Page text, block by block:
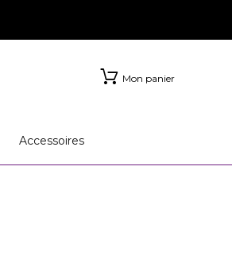
Mon panier
Accessoires